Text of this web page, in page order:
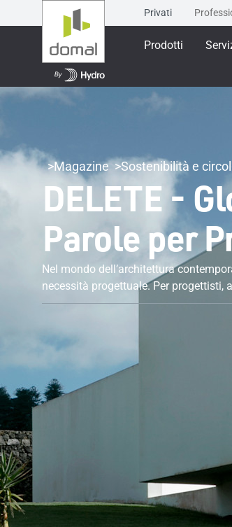
Privati
Prodotti
Magazine Sostenibilità e
DELETE -
Parole per
Nel mondo dell’architettura
necessità progettuale. Per progettisti,
linguaggio della sostenibilità
tecnici e concettuali indispensabili
strumento utile per orientarsi tra
principi dell’economia circolare
riciclato, sempre più centrali nella
responsabilmente e progettare il futuro.